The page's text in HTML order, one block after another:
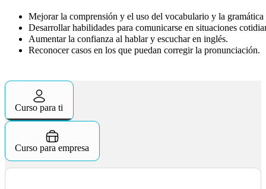
Mejorar la comprensión y el uso del vocabulario y la gramática
Desarrollar habilidades para comunicarse en situaciones
Aumentar la confianza al hablar y escuchar en inglés.
Reconocer casos en los que puedan corregir la pronunciación.
Curso para ti
Curso para empresa